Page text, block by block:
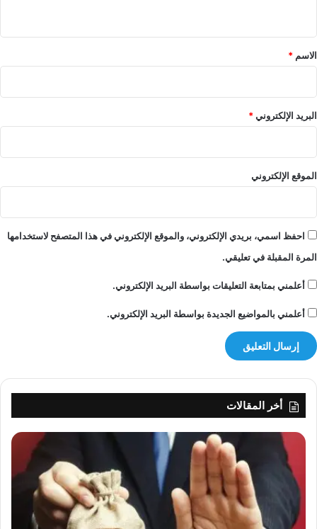
ل
س
ع
د
ي
ص
ا
ح
ا
ي
و
و
ت
و
ق
خ
ا
ي
*
الاسم *
البريد الإلكتروني*
الموقع الإلكتروني
احفظ اسمي، بريدي الإلكتروني، والموقع الإلكتروني في هذا المتصفح لاستخدامها
المرة المقبلة في تعليقي.
أعلمني بمتابعة التعليقات بواسطة البريد الإلكتروني.
أعلمني بالمواضيع الجديدة بواسطة البريد الإلكتروني.
أخر المقالات